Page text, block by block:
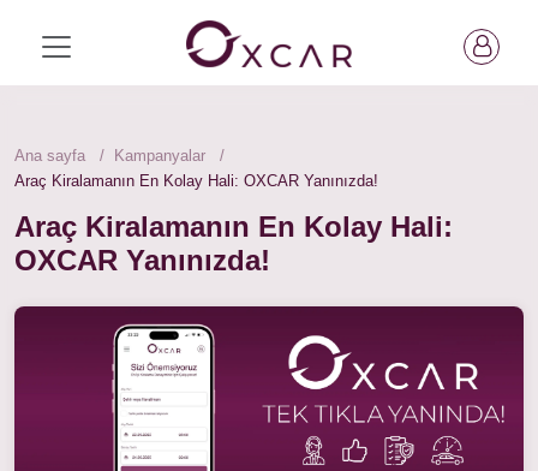
Ana sayfa
Kampanyalar
Araç Kiralamanın En Kolay Hali: OXCAR Yanınızda!
Araç Kiralamanın En Kolay Hali:
OXCAR Yanınızda!